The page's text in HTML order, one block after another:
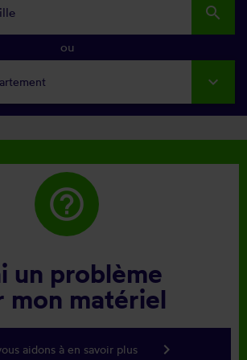
search
ou
help_outline
un problème
mon matériel
aidons à en savoir plus keyboard_arrow_right